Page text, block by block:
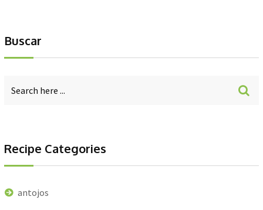
Buscar
Recipe Categories
antojos